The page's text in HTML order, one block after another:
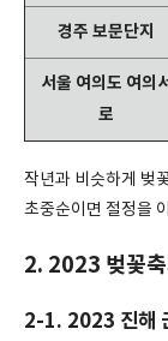
경주 보문단지
서울 여의도 여의서
로
작년과 비슷하게 벚
초중순이면 절정을
2. 2023 벚꽃
2-1. 2023 진해